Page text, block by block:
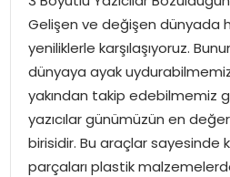
EĞITIM
SPOR
EKONOMI
MAGAZIN
Gelişen ve değişen dünyada
yeniliklerle karşılaşıyoruz.
dünyaya ayak
yakından takip edebilmemiz
yazıcılar günümüzün en
birisidir. Bu araçlar sayesinde
parçaları plastik